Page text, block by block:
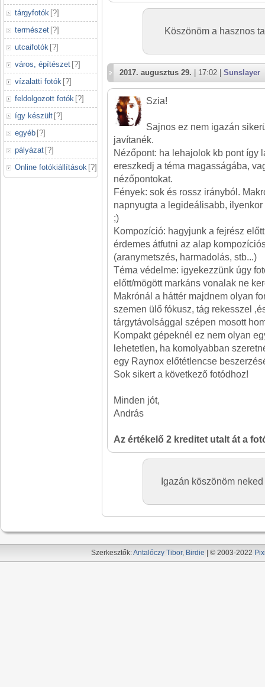
tárgyfotók [?]
természet [?]
utcaifotók [?]
város, építészet [?]
vízalatti fotók [?]
feldolgozott fotók [?]
így készült [?]
egyéb [?]
pályázat [?]
Online fotókiállítások [?]
Köszönöm a hasznos
2017. augusztus 29. | 17:02 | Sunslayer
Szia!
Sajnos ez nem igazán
javítanék.
Nézőpont: ha lehajolok kb pont így
ereszkedj a téma magasságába,
nézőpontokat.
Fények: sok és rossz irányból.
napnyugta a legideálisabb,
;)
Kompozíció: hagyjunk a fejrész
érdemes átfutni az alap
(aranymetszés, harmadolás, stb...)
Téma védelme: igyekezzünk úgy
előtt/mögött markáns vonalak ne
Makrónál a háttér majdnem olyan
szemen ülő fókusz, tág rekesszel
tárgytávolsággal szépen mosott
Kompakt gépeknél ez nem olyan
lehetetlen, ha komolyabban
egy Raynox előtétlencse
Sok sikert a következő fotódhoz!
Minden jót,
András
Az értékelő 2 kreditet utalt át a
Igazán köszönöm
Szerkesztők:Antalóczy Tibor, Birdie | © 2003-2022